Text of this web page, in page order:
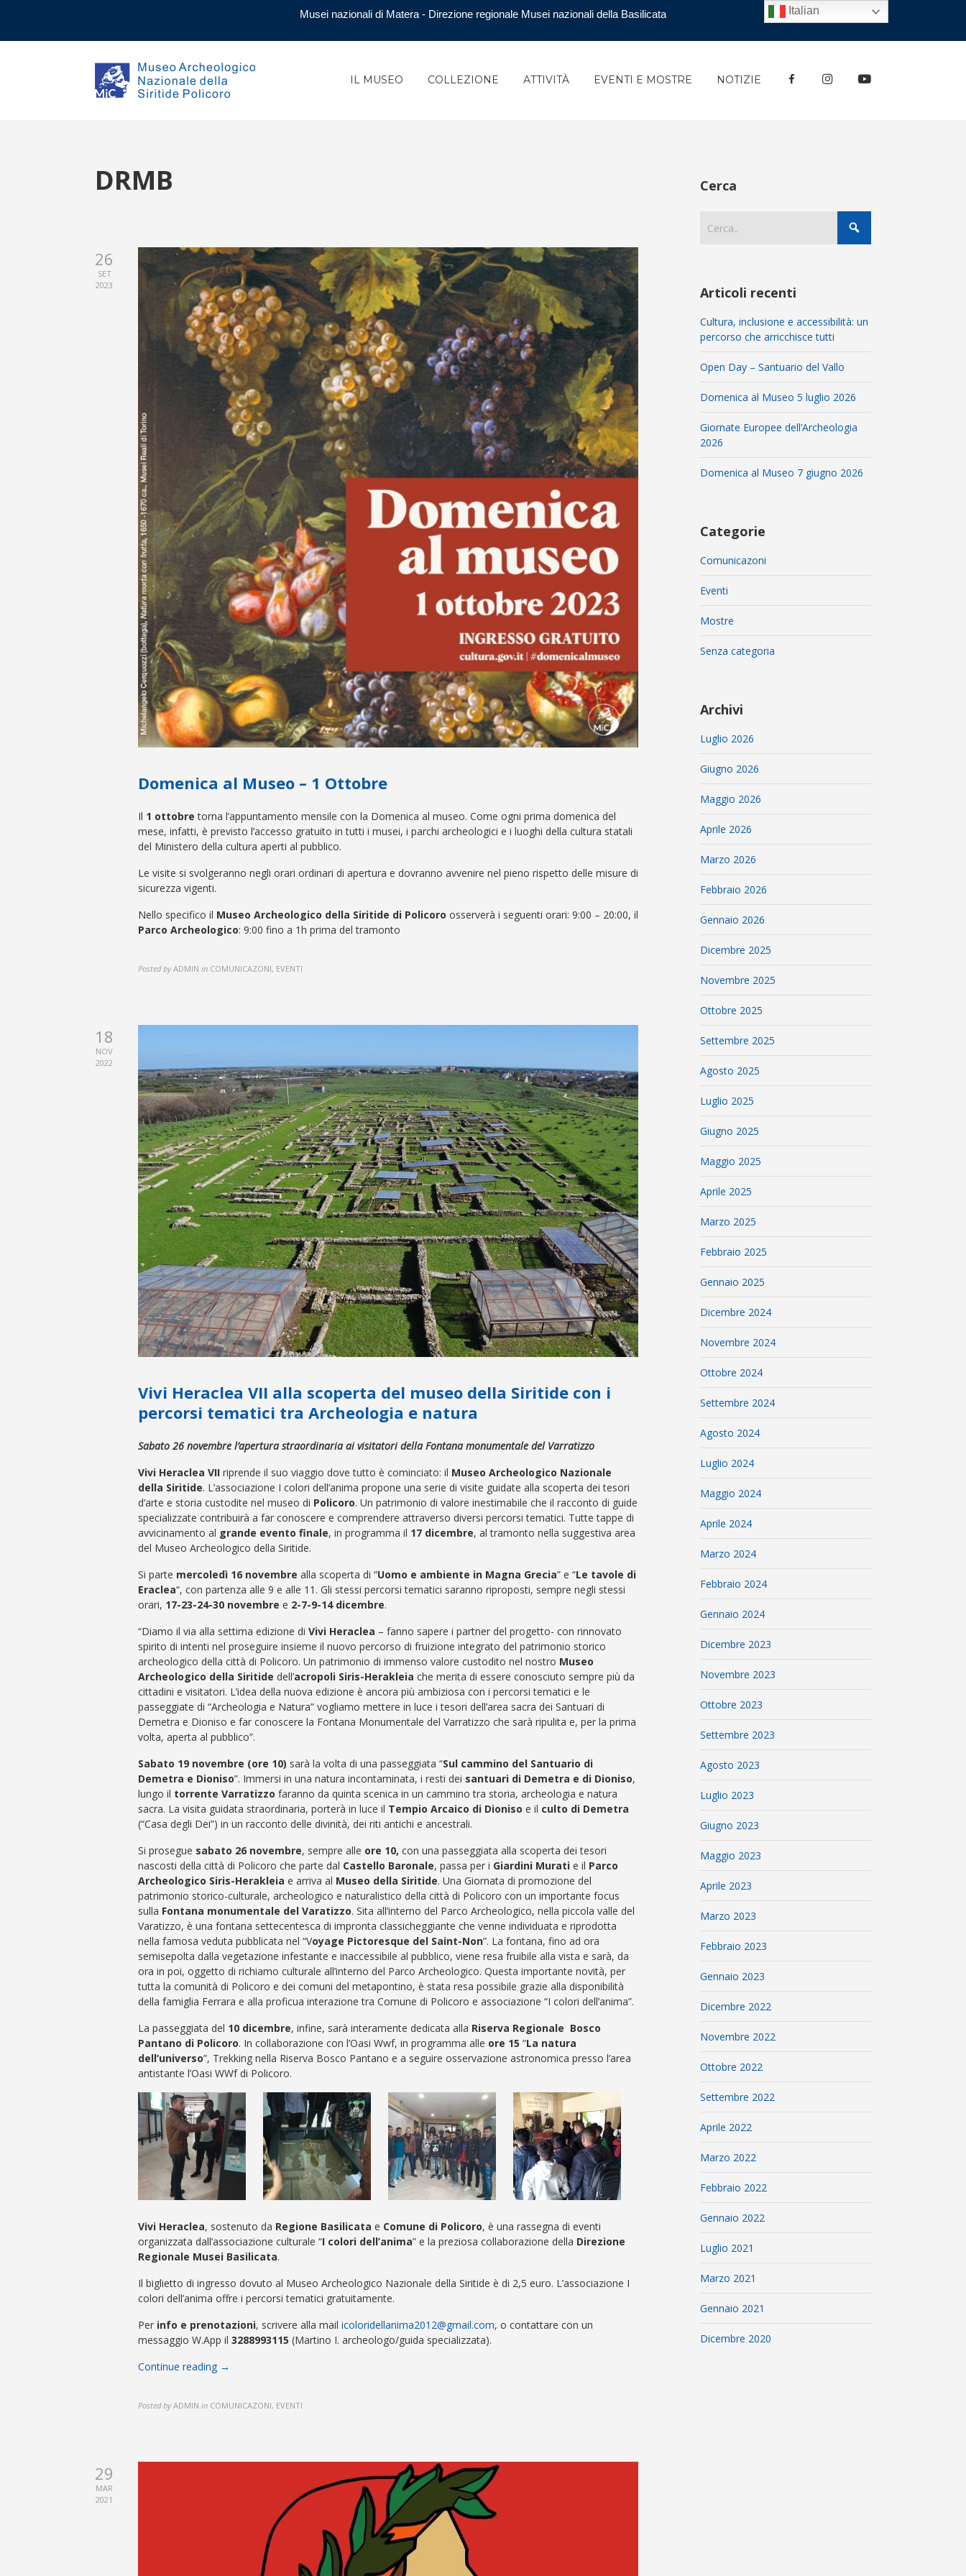
Musei nazionali di Matera - Direzione regionale Musei nazionali della Basilicata
IL MUSEO COLLEZIONE ATTIVITÀ EVENTI E MOSTRE NOTIZIE FACEBOOKINSTAGRAMYOUTUBE
DRMB
26
SET
2023
Domenica al Museo – 1 Ottobre
Il 1 ottobre torna l’appuntamento mensile con la Domenica al museo. Come ogni prima domenica del
mese, infatti, è previsto l’accesso gratuito in tutti i musei, i parchi archeologici e i luoghi della cultura statali
del Ministero della cultura aperti al pubblico.
Le visite si svolgeranno negli orari ordinari di apertura e dovranno avvenire nel pieno rispetto delle misure di
sicurezza vigenti.
Nello specifico il Museo Archeologico della Siritide di Policoro osserverà i seguenti orari: 9:00 – 20:00, il
Parco Archeologico: 9:00 fino a 1h prima del tramonto
Posted by ADMIN in COMUNICAZONI, EVENTI
18
NOV
2022
Vivi Heraclea VII alla scoperta del museo della Siritide con i
percorsi tematici tra Archeologia e natura
Sabato 26 novembre l’apertura straordinaria ai visitatori della Fontana monumentale del Varratizzo
Vivi Heraclea VII riprende il suo viaggio dove tutto è cominciato: il Museo Archeologico Nazionale
della Siritide. L’associazione I colori dell’anima propone una serie di visite guidate alla scoperta dei tesori
d’arte e storia custodite nel museo di Policoro. Un patrimonio di valore inestimabile che il racconto di guide
specializzate contribuirà a far conoscere e comprendere attraverso diversi percorsi tematici. Tutte tappe di
avvicinamento al grande evento finale, in programma il 17 dicembre, al tramonto nella suggestiva area
del Museo Archeologico della Siritide.
Si parte mercoledì 16 novembre alla scoperta di “Uomo e ambiente in Magna Grecia” e “Le tavole di
Eraclea“, con partenza alle 9 e alle 11. Gli stessi percorsi tematici saranno riproposti, sempre negli stessi
orari, 17-23-24-30 novembre e 2-7-9-14 dicembre.
“Diamo il via alla settima edizione di Vivi Heraclea – fanno sapere i partner del progetto- con rinnovato
spirito di intenti nel proseguire insieme il nuovo percorso di fruizione integrato del patrimonio storico
archeologico della città di Policoro. Un patrimonio di immenso valore custodito nel nostro Museo
Archeologico della Siritide dell’acropoli Siris-Herakleia che merita di essere conosciuto sempre più da
cittadini e visitatori. L’idea della nuova edizione è ancora più ambiziosa con i percorsi tematici e le
passeggiate di “Archeologia e Natura” vogliamo mettere in luce i tesori dell’area sacra dei Santuari di
Demetra e Dioniso e far conoscere la Fontana Monumentale del Varratizzo che sarà ripulita e, per la prima
volta, aperta al pubblico”.
Sabato 19 novembre (ore 10) sarà la volta di una passeggiata “Sul cammino del Santuario di
Demetra e Dioniso”. Immersi in una natura incontaminata, i resti dei santuari di Demetra e di Dioniso,
lungo il torrente Varratizzo faranno da quinta scenica in un cammino tra storia, archeologia e natura
sacra. La visita guidata straordinaria, porterà in luce il Tempio Arcaico di Dioniso e il culto di Demetra
(“Casa degli Dei”) in un racconto delle divinità, dei riti antichi e ancestrali.
Si prosegue sabato 26 novembre, sempre alle ore 10, con una passeggiata alla scoperta dei tesori
nascosti della città di Policoro che parte dal Castello Baronale, passa per i Giardini Murati e il Parco
Archeologico Siris-Herakleia e arriva al Museo della Siritide. Una Giornata di promozione del
patrimonio storico-culturale, archeologico e naturalistico della città di Policoro con un importante focus
sulla Fontana monumentale del Varatizzo. Sita all’interno del Parco Archeologico, nella piccola valle del
Varatizzo, è una fontana settecentesca di impronta classicheggiante che venne individuata e riprodotta
nella famosa veduta pubblicata nel “Voyage Pictoresque del Saint-Non”. La fontana, fino ad ora
semisepolta dalla vegetazione infestante e inaccessibile al pubblico, viene resa fruibile alla vista e sarà, da
ora in poi, oggetto di richiamo culturale all’interno del Parco Archeologico. Questa importante novità, per
tutta la comunità di Policoro e dei comuni del metapontino, è stata resa possibile grazie alla disponibilità
della famiglia Ferrara e alla proficua interazione tra Comune di Policoro e associazione “I colori dell’anima”.
La passeggiata del 10 dicembre, infine, sarà interamente dedicata alla Riserva Regionale Bosco
Pantano di Policoro. In collaborazione con l’Oasi Wwf, in programma alle ore 15 “La natura
dell’universo”, Trekking nella Riserva Bosco Pantano e a seguire osservazione astronomica presso l’area
antistante l’Oasi WWf di Policoro.
Vivi Heraclea, sostenuto da Regione Basilicata e Comune di Policoro, è una rassegna di eventi
organizzata dall’associazione culturale “I colori dell’anima” e la preziosa collaborazione della Direzione
Regionale Musei Basilicata.
Il biglietto di ingresso dovuto al Museo Archeologico Nazionale della Siritide è di 2,5 euro. L’associazione I
colori dell’anima offre i percorsi tematici gratuitamente.
Per info e prenotazioni, scrivere alla mail icoloridellanima2012@gmail.com, o contattare con un
messaggio W.App il 3288993115 (Martino I. archeologo/guida specializzata).
Continue reading →
Posted by ADMIN in COMUNICAZONI, EVENTI
29
MAR
2021
Cerca
Articoli recenti
Cultura, inclusione e accessibilità: un
percorso che arricchisce tutti
Open Day – Santuario del Vallo
Domenica al Museo 5 luglio 2026
Giornate Europee dell’Archeologia
2026
Domenica al Museo 7 giugno 2026
Categorie
Comunicazoni
Eventi
Mostre
Senza categoria
Archivi
Luglio 2026
Giugno 2026
Maggio 2026
Aprile 2026
Marzo 2026
Febbraio 2026
Gennaio 2026
Dicembre 2025
Novembre 2025
Ottobre 2025
Settembre 2025
Agosto 2025
Luglio 2025
Giugno 2025
Maggio 2025
Aprile 2025
Marzo 2025
Febbraio 2025
Gennaio 2025
Dicembre 2024
Novembre 2024
Ottobre 2024
Settembre 2024
Agosto 2024
Luglio 2024
Maggio 2024
Aprile 2024
Marzo 2024
Febbraio 2024
Gennaio 2024
Dicembre 2023
Novembre 2023
Ottobre 2023
Settembre 2023
Agosto 2023
Luglio 2023
Giugno 2023
Maggio 2023
Aprile 2023
Marzo 2023
Febbraio 2023
Gennaio 2023
Dicembre 2022
Novembre 2022
Ottobre 2022
Settembre 2022
Aprile 2022
Marzo 2022
Febbraio 2022
Gennaio 2022
Luglio 2021
Marzo 2021
Gennaio 2021
Dicembre 2020
Italian